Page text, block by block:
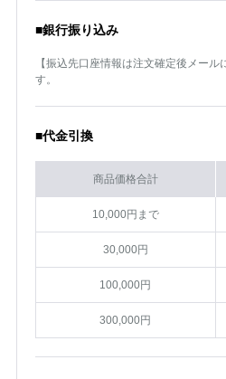
■銀行振り込み
【振込先口座情報は注文確定後メール
す。
■代金引換
商品価格合計
10,000円まで
30,000円
100,000円
300,000円